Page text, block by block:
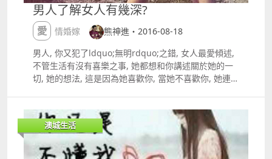
式接待藝術。由籌劃婚宴的準備工作到安排宴會上的每
個細節，我們都一絲不苟，確保每件事都隨您的夢想一
一實現。 中式囍宴每席由澳門幣8,688起，查詢 8861
7112 H6480SL5@sofitel.com
男人了解女人有幾深?
愛情婚嫁
熊神進・2016-08-18
男人, 你又犯了ldquo;無明rdquo;之錯, 女人最愛傾述,
不管生活有沒有喜樂之事, 她都想和你講述關於她的一
切, 她的想法, 這是因為她喜歡你, 當她不喜歡你, 她連半
rdquo;講座。
澳城生活